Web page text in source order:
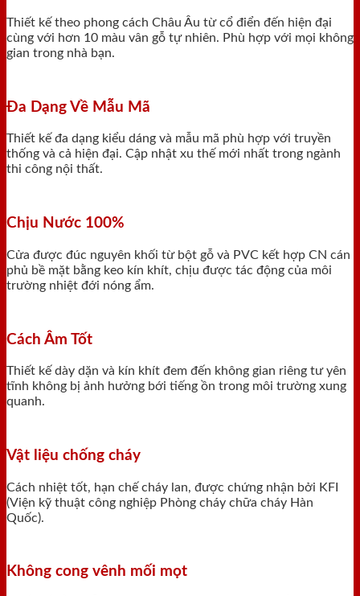
Thiết kế theo phong cách Châu Âu từ cổ điển đến hiện đại
cùng với hơn 10 màu vân gỗ tự nhiên. Phù hợp với mọi không
gian trong nhà bạn.
Đa Dạng Về Mẫu Mã
Thiết kế đa dạng kiểu dáng và mẫu mã phù hợp với truyền
thống và cả hiện đại. Cập nhật xu thế mới nhất trong ngành
thi công nội thất.
Chịu Nước 100%
Cửa được đúc nguyên khối từ bột gỗ và PVC kết hợp CN cán
phủ bề mặt bằng keo kín khít, chịu được tác động của môi
trường nhiệt đới nóng ẩm.
Cách Âm Tốt
Thiết kế dày dặn và kín khít đem đến không gian riêng tư yên
tĩnh không bị ảnh hưởng bới tiếng ồn trong môi trường xung
quanh.
Vật liệu chống cháy
Cách nhiệt tốt, hạn chế cháy lan, được chứng nhận bởi KFI
(Viện kỹ thuật công nghiệp Phòng cháy chữa cháy Hàn
Quốc).
Không cong vênh mối mọt